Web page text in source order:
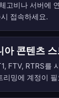
고비나 서버에
접속하세요.
아 콘텐츠
FTV, RTRS를
리밍에 계정이